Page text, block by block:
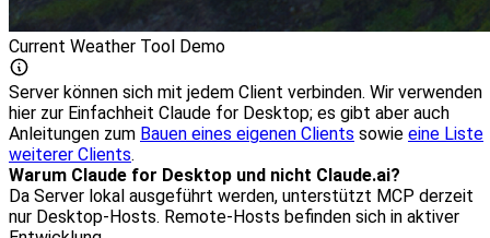
Current Weather Tool Demo
Server können sich mit jedem Client verbinden. Wir verwenden
hier zur Einfachheit Claude for Desktop; es gibt aber auch
Anleitungen zum Bauen eines eigenen Clients sowie eine Liste
weiterer Clients.
Warum Claude for Desktop und nicht Claude.ai?
Da Server lokal ausgeführt werden, unterstützt MCP derzeit
nur Desktop‑Hosts. Remote‑Hosts befinden sich in aktiver